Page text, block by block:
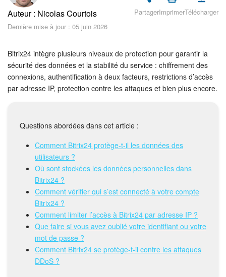
Sécurité dans Bitrix24
Démarrer sur Bitrix24
Abonnement
Actualités
Projets IA
Messenger
Collabs
Groupes de travail
Calendriers
Bitrix24 Drive
Auteur : Nicolas Courtois
Dernière mise à jour : 05 juin 2026
PartagerImprimerTélécharger
Bitrix24 intègre plusieurs niveaux de protection pour garantir la
sécurité des données et la stabilité du service : chiffrement des
connexions, authentification à deux facteurs, restrictions d’accès
par adresse IP, protection contre les attaques et bien plus encore.
Questions abordées dans cet article :
Comment Bitrix24 protège-t-il les données des
utilisateurs ?
Où sont stockées les données personnelles dans
Bitrix24 ?
Comment vérifier qui s’est connecté à votre compte
Bitrix24 ?
Comment limiter l’accès à Bitrix24 par adresse IP ?
Que faire si vous avez oublié votre identifiant ou votre
mot de passe ?
Comment Bitrix24 se protège-t-il contre les attaques
DDoS ?